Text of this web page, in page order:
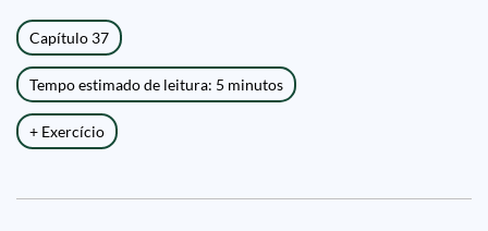
Capítulo 37
Tempo estimado de leitura: 5 minutos
+ Exercício